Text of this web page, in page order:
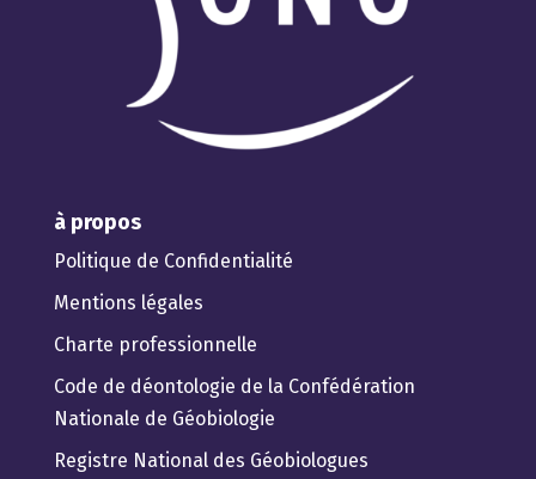
à propos
Politique de Confidentialité
Mentions légales
Charte professionnelle
Code de déontologie de la Confédération
Nationale de Géobiologie
Registre National des Géobiologues